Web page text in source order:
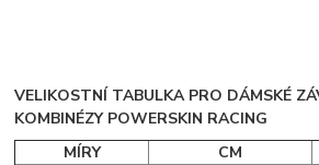
VELIKOSTNÍ TABULKA PRO DÁMSKÉ
KOMBINÉZY POWERSKIN RACING
MÍRY
CM